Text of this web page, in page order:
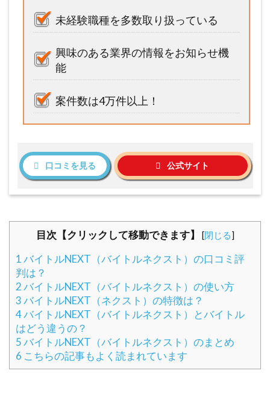
未経験職種を多数取り扱っている
興味のある業界の情報をお知らせ機
能
案件数は4万件以上！
口コミを見る 公式サイト
目次【クリックして移動できます】 [閉じる]
1バイトルNEXT（バイトルネクスト）の口コミ評
判は？
2バイトルNEXT（バイトルネクスト）の使い方
3バイトルNEXT（ネクスト）の特徴は？
4バイトルNEXT（バイトルネクスト）とバイトル
はどう違うの？
5バイトルNEXT（バイトルネクスト）のまとめ
6 こちらの記事もよく読まれています